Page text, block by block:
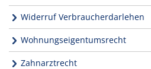
Widerruf Verbraucherdarlehen
Wohnungseigentumsrecht
Zahnarztrecht